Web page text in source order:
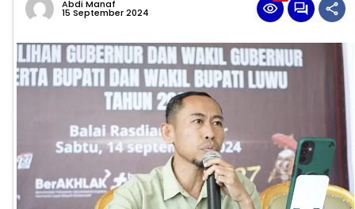
Abdi Manaf
15 September 2024